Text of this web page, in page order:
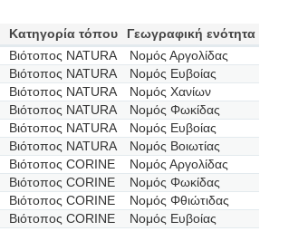
Κατηγορία τόπου
Γεωγραφική ενότητα
Βιότοπος NATURA
Νομός Αργολίδας
Βιότοπος NATURA
Νομός Ευβοίας
Βιότοπος NATURA
Νομός Χανίων
Βιότοπος NATURA
Νομός Φωκίδας
Βιότοπος NATURA
Νομός Ευβοίας
Βιότοπος NATURA
Νομός Βοιωτίας
Βιότοπος CORINE
Νομός Αργολίδας
Βιότοπος CORINE
Νομός Φωκίδας
Βιότοπος CORINE
Νομός Φθιώτιδας
Βιότοπος CORINE Νομός Ευβοίας